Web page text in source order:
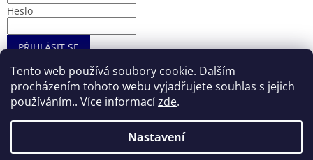
Tento web používá soubory cookie. Dalším
procházením tohoto webu vyjadřujete souhlas s jejich
používáním.. Více informacízde.
Nastavení
Heslo
PŘIHLÁSIT SE
Nová registraceZapomenuté heslo